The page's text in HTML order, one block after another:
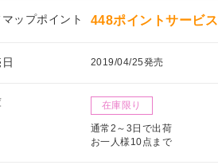
ップポイント 448ポイントサービス
2019/04/25発売
在庫限り
通常2～3日で出荷
お一人様10点まで